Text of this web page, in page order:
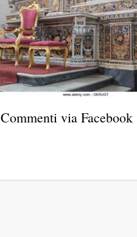
Commenti via Facebook